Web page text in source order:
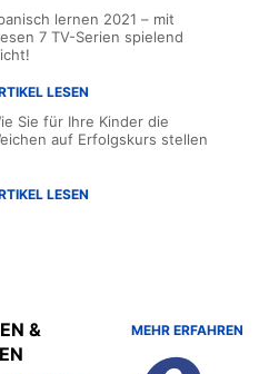
lernen 2021 – mit
7 TV-Serien spielend
LESEN
Sie für Ihre Kinder die
auf Erfolgskurs stellen
LESEN
&
MEHR ERFAHREN